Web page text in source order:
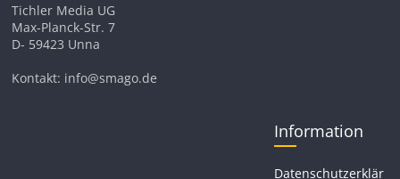
Tichler Media UG
Max-Planck-Str. 7
D- 59423 Unna
Kontakt: info@smago.de
Information
Datenschutzerklär